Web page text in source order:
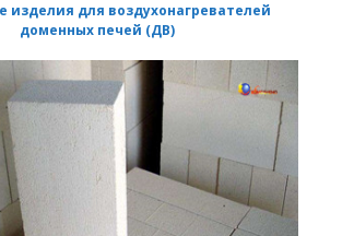
изделия для воздухонагревателей
доменных печей (ДВ)